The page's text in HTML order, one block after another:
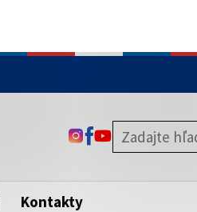
zabezpečená
stránku. Zabezpečená
domény webového sídla.
ODKAZ SA OTVORÍ NA
ODKAZ SA OTVORÍ
ODKAZ SA
Kontakty